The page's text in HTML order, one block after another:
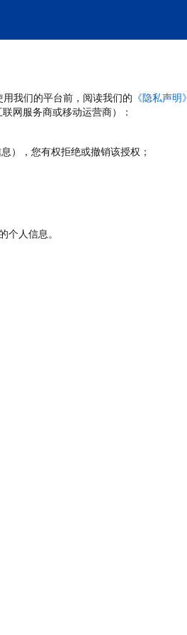
我们的平台前，阅读我们的 《隐私声明》
网服务商或移动运营商）：
），您有权拒绝或撤销该授权；
个人信息。